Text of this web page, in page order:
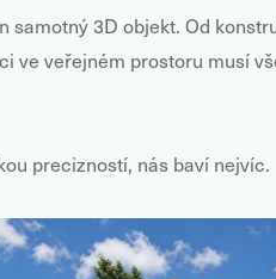
samotný 3D objekt. Od
ve veřejném prostoru musí
precizností, nás baví nejvíc.